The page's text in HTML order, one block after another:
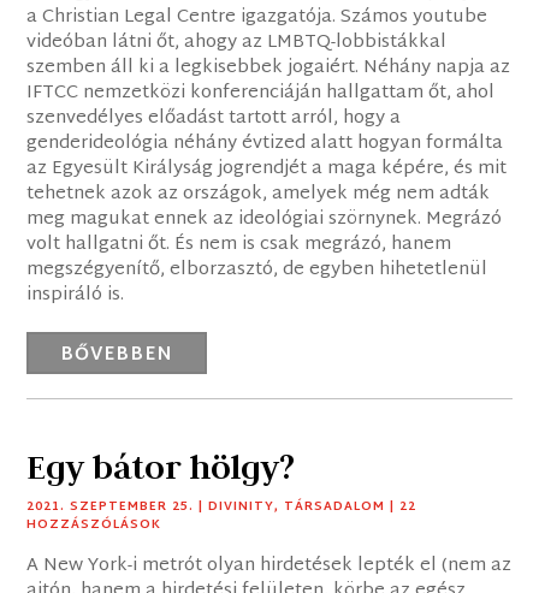
a Christian Legal Centre igazgatója. Számos youtube
videóban látni őt, ahogy az LMBTQ-lobbistákkal
szemben áll ki a legkisebbek jogaiért. Néhány napja az
IFTCC nemzetközi konferenciáján hallgattam őt, ahol
szenvedélyes előadást tartott arról, hogy a
genderideológia néhány évtized alatt hogyan formálta
az Egyesült Királyság jogrendjét a maga képére, és mit
tehetnek azok az országok, amelyek még nem adták
meg magukat ennek az ideológiai szörnynek. Megrázó
volt hallgatni őt. És nem is csak megrázó, hanem
megszégyenítő, elborzasztó, de egyben hihetetlenül
inspiráló is.
BŐVEBBEN
Egy bátor hölgy?
2021. SZEPTEMBER 25. |DIVINITY, TÁRSADALOM | 22
HOZZÁSZÓLÁSOK
A New York-i metrót olyan hirdetések lepték el (nem az